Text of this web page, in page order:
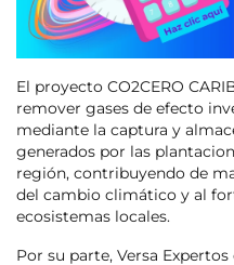
El proyecto CO2CERO
remover gases de efecto
mediante la captura y
generados por las
región, contribuyendo de
del cambio climático y al
ecosistemas locales.
Por su parte, Versa